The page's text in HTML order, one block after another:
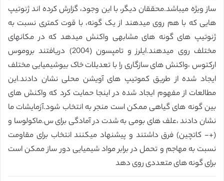
ساز ویژه میباشد.محققان دیگر، با این وجود، گزارش کرده اند ژنوتیپ
هایی که با هم روی میدهند از یک گونه، با قوت کمتری نسبت به
ژنوتیپ های گونه های مشابهی واکنش میدهد که در مکانهای
مختلف روی میدهند.ایلرز و تامپسون (2004) دریافتند بروموس
ارکتوس ،واکنش های سازگاری را با تعدیلات خاک بیوشیمیایی مختلف
ایجاد شده از طریق کموتیپ های آویشن محلی نشان دادند.این
مطالعات از مفهوم ایجاد شده در اینجا حمایت کرد که واکنش های
بین گونه های گیاهی ممکن است منجر به انتخاب شود.آزمایشات ما
نشان دادند ،علف های بومی به شدت در آمادگی برای س.ماکولوسا و
(+- کاتچین) فرق داشتند و پیشنهاد میکنند انتخاب برای مقاومت
نسبت به مهاجم و تحمل در برابر مواد شیمیایی دور ساز ممکن است
برای گونه های متعددی روی دهد